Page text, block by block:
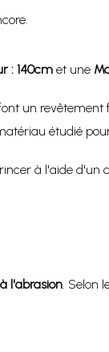
: 140cmet une
un
étudié
à l'aide d'un
l'abrasion. Selon